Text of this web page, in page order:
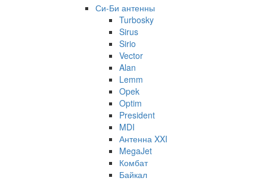
Си-Би антенны
Turbosky
Sirus
Sirio
Vector
Alan
Lemm
Opek
Optim
President
MDI
Антенна XXI
MegaJet
Комбат
Байкал